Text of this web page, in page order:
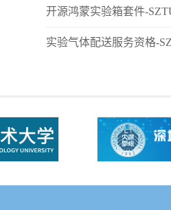
开源鸿蒙实验箱套件-
实验气体配送服务资格-